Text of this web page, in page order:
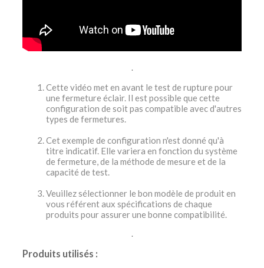
.
Cette vidéo met en avant le test de rupture pour
une fermeture éclair. Il est possible que cette
configuration de soit pas compatible avec d'autres
types de fermetures.
Cet exemple de configuration n'est donné qu'à
titre indicatif. Elle variera en fonction du système
de fermeture, de la méthode de mesure et de la
capacité de test.
Veuillez sélectionner le bon modèle de produit en
vous référent aux spécifications de chaque
produits pour assurer une bonne compatibilité.
.
Produits utilisés :